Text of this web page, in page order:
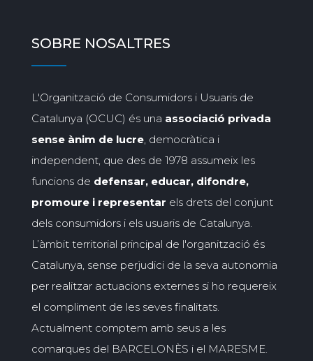
SOBRE NOSALTRES
L'Organització de Consumidors i Usuaris de
Catalunya (OCUC) és una associació privada
sense ànim de lucre, democràtica i
independent, que des de 1978 assumeix les
funcions de defensar, educar, difondre,
promoure i representar els drets del conjunt
dels consumidors i els usuaris de Catalunya.
L’àmbit territorial principal de l'organització és
Catalunya, sense perjudici de la seva autonomia
per realitzar actuacions externes si ho requereix
el compliment de les seves finalitats.
Actualment comptem amb seus a les
comarques del BARCELONÈS i el MARESME.